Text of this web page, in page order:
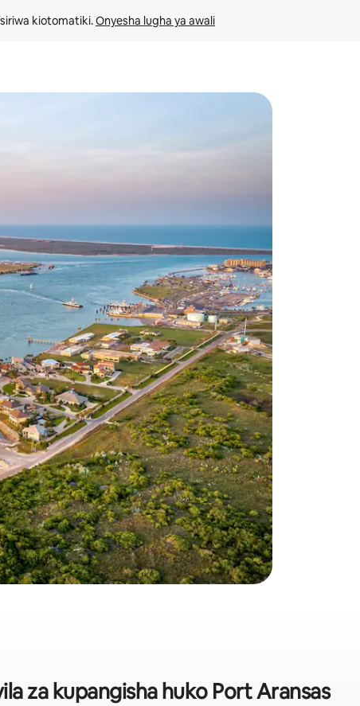
kiotomatiki. Onyesha lugha ya awali
au uchunguze kwa kugusa au kutelezesha kidole kwenye ishara.
za kupangisha huko Port Aransas